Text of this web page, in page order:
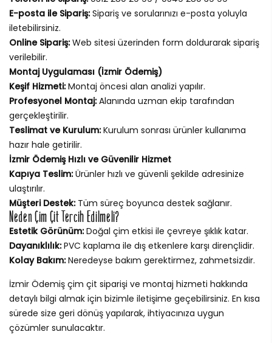
E-posta ile Sipariş:Sipariş ve sorularınızı e-posta yoluyla
iletebilirsiniz.
Online Sipariş:Web sitesi üzerinden form doldurarak sipariş
verilebilir.
Montaj Uygulaması (İzmir Ödemiş)
Keşif Hizmeti:Montaj öncesi alan analizi yapılır.
Profesyonel Montaj:Alanında uzman ekip tarafından
gerçekleştirilir.
Teslimat ve Kurulum:Kurulum sonrası ürünler kullanıma
hazır hale getirilir.
İzmir Ödemiş Hızlı ve Güvenilir Hizmet
Kapıya Teslim:Ürünler hızlı ve güvenli şekilde adresinize
ulaştırılır.
Müşteri Destek:Tüm süreç boyunca destek sağlanır.
Neden Çim Çit Tercih Edilmeli?
Estetik Görünüm:Doğal çim etkisi ile çevreye şıklık katar.
Dayanıklılık:PVC kaplama ile dış etkenlere karşı dirençlidir.
Kolay Bakım:Neredeyse bakım gerektirmez, zahmetsizdir.
İzmir Ödemiş çim çit siparişi ve montaj hizmeti hakkında
detaylı bilgi almak için bizimle iletişime geçebilirsiniz. En kısa
sürede size geri dönüş yapılarak, ihtiyacınıza uygun
çözümler sunulacaktır.